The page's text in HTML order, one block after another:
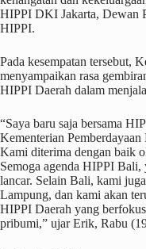
HIPPI DKI Jakarta, Dewan
HIPPI.
Pada kesempatan tersebut,
menyampaikan rasa
HIPPI Daerah dalam
“Saya baru saja bersama
Kementerian
Kami diterima dengan baik
Semoga agenda HIPPI
lancar. Selain Bali, kami
Lampung, dan kami akan
HIPPI Daerah yang
pribumi,” ujar Erik, Rabu